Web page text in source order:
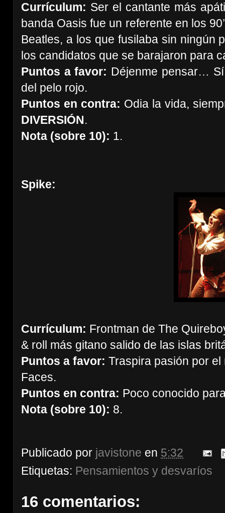
Currículum: Ser el cantante más
banda Oasis fue un referente en los
Beatles, a los que fusilaba sin ningún
los candidatos que se barajaron para
Puntos a favor: Déjenme pensar…
del pelo rojo.
Puntos en contra: Odia la vida,
DIVERSIÓN.
Nota (sobre 10): 1.
Spike:
Currículum: Frontman de The
& roll más gitano salido de las islas
Puntos a favor: Traspira pasión por
Faces.
Puntos en contra: Poco conocido
Nota (sobre 10): 8.
Publicado por javistone en 5:32
Etiquetas: Pensamientos y desvaríos
16 comentarios: